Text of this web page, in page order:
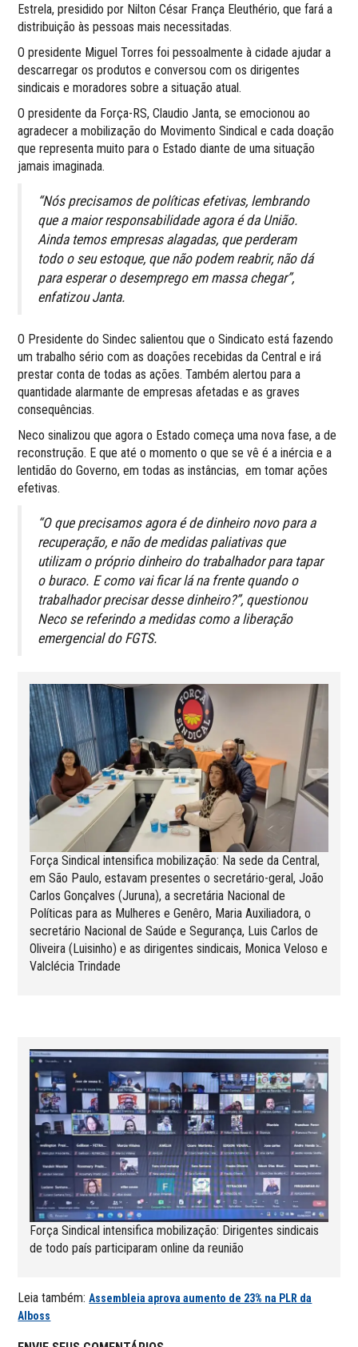
Estrela, presidido por Nilton César França Eleuthério, que fará a
distribuição às pessoas mais necessitadas.
O presidente Miguel Torres foi pessoalmente à cidade ajudar a
descarregar os produtos e conversou com os dirigentes
sindicais e moradores sobre a situação atual.
O presidente da Força-RS, Claudio Janta, se emocionou ao
agradecer a mobilização do Movimento Sindical e cada doação
que representa muito para o Estado diante de uma situação
jamais imaginada.
“Nós precisamos de políticas efetivas, lembrando
que a maior responsabilidade agora é da União.
Ainda temos empresas alagadas, que perderam
todo o seu estoque, que não podem reabrir, não dá
para esperar o desemprego em massa chegar”,
enfatizou Janta.
O Presidente do Sindec salientou que o Sindicato está fazendo
um trabalho sério com as doações recebidas da Central e irá
prestar conta de todas as ações. Também alertou para a
quantidade alarmante de empresas afetadas e as graves
consequências.
Neco sinalizou que agora o Estado começa uma nova fase, a de
reconstrução. E que até o momento o que se vê é a inércia e a
lentidão do Governo, em todas as instâncias, em tomar ações
efetivas.
“O que precisamos agora é de dinheiro novo para a
recuperação, e não de medidas paliativas que
utilizam o próprio dinheiro do trabalhador para tapar
o buraco. E como vai ficar lá na frente quando o
trabalhador precisar desse dinheiro?”, questionou
Neco se referindo a medidas como a liberação
emergencial do FGTS.
Força Sindical intensifica mobilização: Na sede da Central,
em São Paulo, estavam presentes o secretário-geral, João
Carlos Gonçalves (Juruna), a secretária Nacional de
Políticas para as Mulheres e Genêro, Maria Auxiliadora, o
secretário Nacional de Saúde e Segurança, Luis Carlos de
Oliveira (Luisinho) e as dirigentes sindicais, Monica Veloso e
Valclécia Trindade
Força Sindical intensifica mobilização: Dirigentes sindicais
de todo país participaram online da reunião
Leia também:Assembleia aprova aumento de 23% na PLR da
Alboss